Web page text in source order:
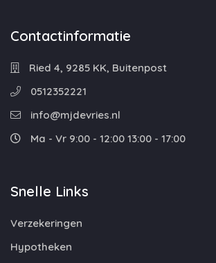
Contactinformatie
Ried 4, 9285 KK, Buitenpost
0512352221
info@mjdevries.nl
Ma - Vr 9:00 - 12:00 13:00 - 17:00
Snelle Links
Verzekeringen
Hypotheken